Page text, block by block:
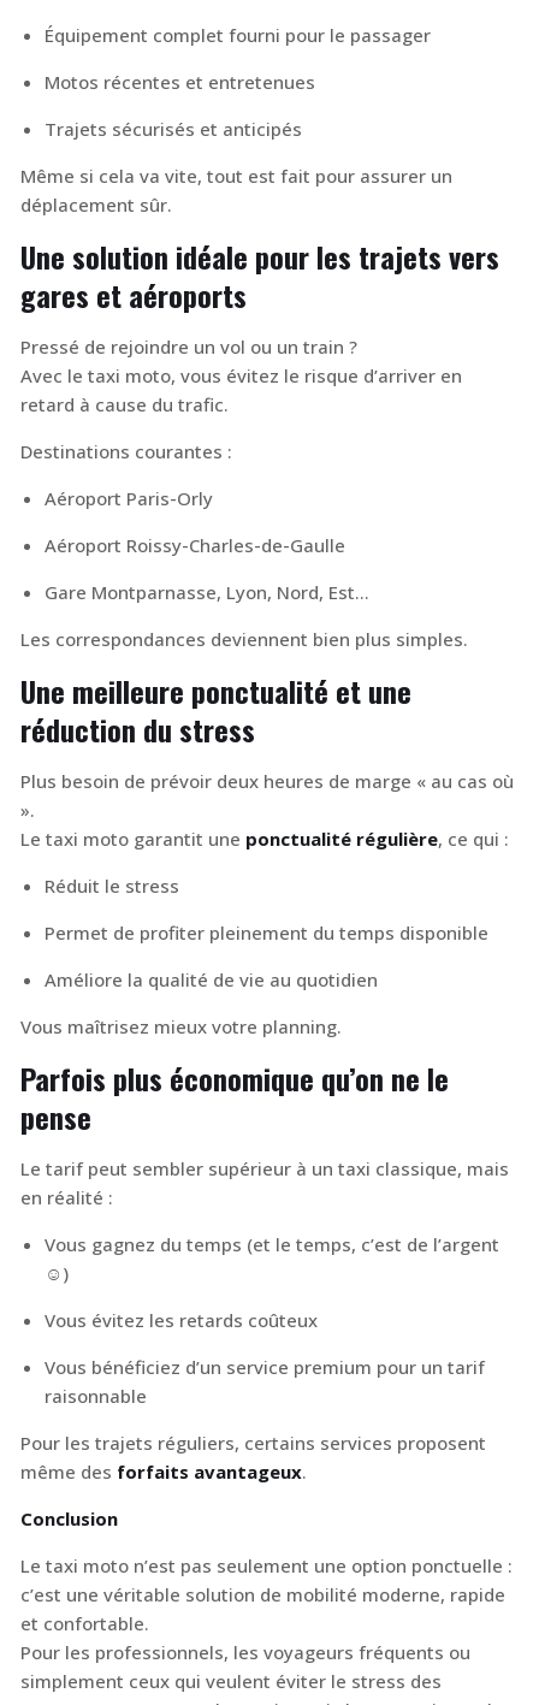
Équipement complet fourni pour le passager
Motos récentes et entretenues
Trajets sécurisés et anticipés
Même si cela va vite, tout est fait pour assurer un
déplacement sûr.
Une solution idéale pour les trajets vers
gares et aéroports
Pressé de rejoindre un vol ou un train ?
Avec le taxi moto, vous évitez le risque d’arriver en
retard à cause du trafic.
Destinations courantes :
Aéroport Paris-Orly
Aéroport Roissy-Charles-de-Gaulle
Gare Montparnasse, Lyon, Nord, Est…
Les correspondances deviennent bien plus simples.
Une meilleure ponctualité et une
réduction du stress
Plus besoin de prévoir deux heures de marge « au cas où
».
Le taxi moto garantit une ponctualité régulière, ce qui :
Réduit le stress
Permet de profiter pleinement du temps disponible
Améliore la qualité de vie au quotidien
Vous maîtrisez mieux votre planning.
Parfois plus économique qu’on ne le
pense
Le tarif peut sembler supérieur à un taxi classique, mais
en réalité :
Vous gagnez du temps (et le temps, c’est de l’argent
☺)
Vous évitez les retards coûteux
Vous bénéficiez d’un service premium pour un tarif
raisonnable
Pour les trajets réguliers, certains services proposent
même des forfaits avantageux.
Conclusion
Le taxi moto n’est pas seulement une option ponctuelle :
c’est une véritable solution de mobilité moderne, rapide
et confortable.
Pour les professionnels, les voyageurs fréquents ou
simplement ceux qui veulent éviter le stress des